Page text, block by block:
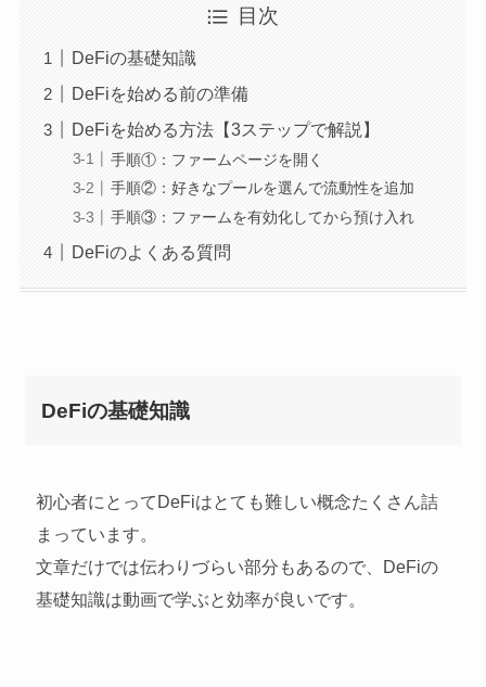
目次
DeFiの基礎知識
DeFiを始める前の準備
DeFiを始める方法【3ステップで解説】
手順①：ファームページを開く
手順②：好きなプールを選んで流動性を追加
手順③：ファームを有効化してから預け入れ
DeFiのよくある質問
DeFiの基礎知識
初心者にとってDeFiはとても難しい概念たくさん詰
まっています。
文章だけでは伝わりづらい部分もあるので、DeFiの
基礎知識は動画で学ぶと効率が良いです。